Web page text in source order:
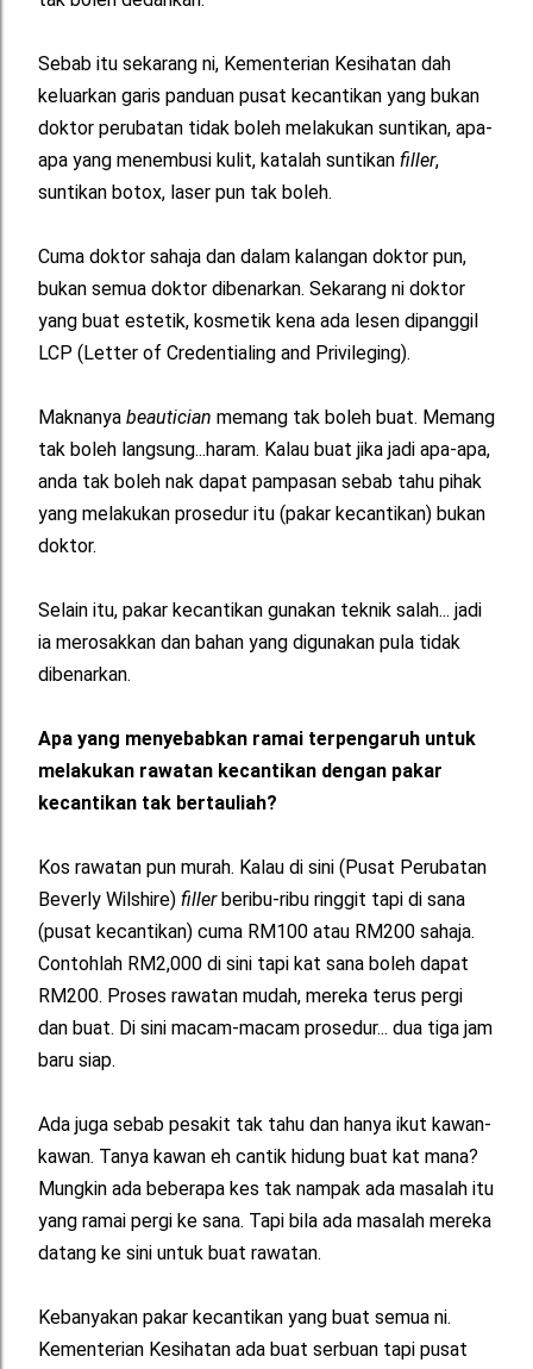
Sebab itu sekarang ni, Kementerian Kesihatan dah
keluarkan garis panduan pusat kecantikan yang bukan
doktor perubatan tidak boleh melakukan suntikan, apa-
apa yang menembusi kulit, katalah suntikan filler,
suntikan botox, laser pun tak boleh.
Cuma doktor sahaja dan dalam kalangan doktor pun,
bukan semua doktor dibenarkan. Sekarang ni doktor
yang buat estetik, kosmetik kena ada lesen dipanggil
LCP (Letter of Credentialing and Privileging).
Maknanya beautician memang tak boleh buat. Memang
tak boleh langsung...haram. Kalau buat jika jadi apa-apa,
anda tak boleh nak dapat pampasan sebab tahu pihak
yang melakukan prosedur itu (pakar kecantikan) bukan
doktor.
Selain itu, pakar kecantikan gunakan teknik salah... jadi
ia merosakkan dan bahan yang digunakan pula tidak
dibenarkan.
Apa yang menyebabkan ramai terpengaruh untuk
melakukan rawatan kecantikan dengan pakar
kecantikan tak bertauliah?
Kos rawatan pun murah. Kalau di sini (Pusat Perubatan
Beverly Wilshire) fillerberibu-ribu ringgit tapi di sana
(pusat kecantikan) cuma RM100 atau RM200 sahaja.
Contohlah RM2,000 di sini tapi kat sana boleh dapat
RM200. Proses rawatan mudah, mereka terus pergi
dan buat. Di sini macam-macam prosedur... dua tiga jam
baru siap.
Ada juga sebab pesakit tak tahu dan hanya ikut kawan-
kawan. Tanya kawan eh cantik hidung buat kat mana?
Mungkin ada beberapa kes tak nampak ada masalah itu
yang ramai pergi ke sana. Tapi bila ada masalah mereka
datang ke sini untuk buat rawatan.
Kebanyakan pakar kecantikan yang buat semua ni.
Kementerian Kesihatan ada buat serbuan tapi pusat